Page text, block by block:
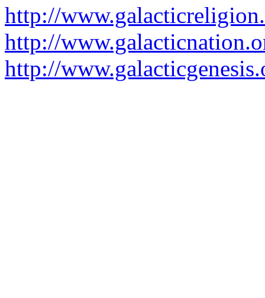
http://
http://
http://